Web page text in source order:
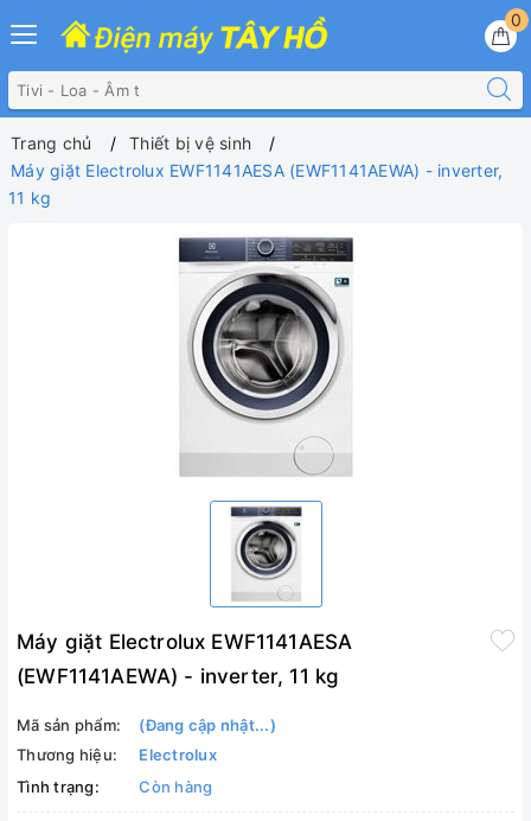
0
Trang chủ
Thiết bị vệ sinh
Máy giặt Electrolux EWF1141AESA (EWF1141AEWA) - inverter,
11 kg
Máy giặt Electrolux EWF1141AESA
(EWF1141AEWA) - inverter, 11 kg
Mã sản phẩm:
(Đang cập nhật...)
Thương hiệu:
Electrolux
Tình trạng:
Còn hàng